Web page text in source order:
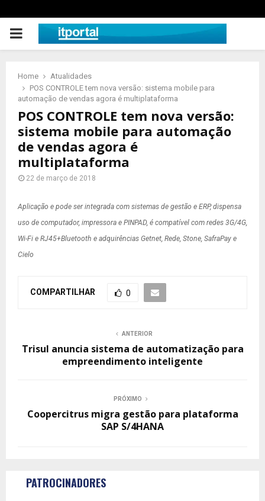
PRIMARY
Home
Atualidades
POS CONTROLE tem nova versão: sistema mobile para
automação de vendas agora é multiplataforma
POS CONTROLE tem nova versão:
sistema mobile para automação
de vendas agora é
multiplataforma
22 de março de 2018
Aplicação e pode ser integrada com sistemas de gestão e ERP, dispensa
uso de computador, impressora e PINPAD, é compatível com redes 3G/4G,
Wi-Fi e RJ45+Bluetooth e adquirências Getnet, Rede, Stone, SafraPay e
Cielo
COMPARTILHAR 0
ANTERIOR
Trisul anuncia sistema de automatização para
empreendimento inteligente
PRÓXIMO
Coopercitrus migra gestão para plataforma
SAP S/4HANA
PATROCINADORES